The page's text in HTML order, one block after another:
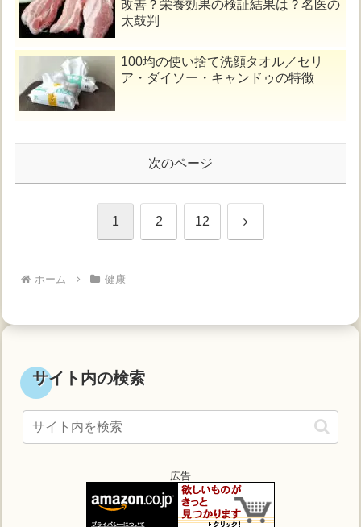
改善？栄養効果の検証結果は？名医の
太鼓判
100均の使い捨て洗顔タオル／セリ
ア・ダイソー・キャンドゥの特徴
次のページ
1 2 12 次
ホーム 健康
サイト内の検索
広告